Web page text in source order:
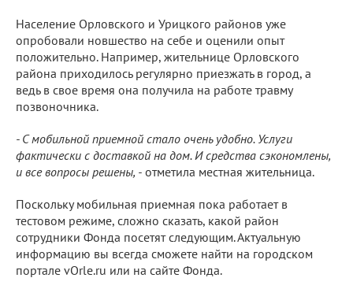
Население Орловского и Урицкого районов уже
опробовали новшество на себе и оценили опыт
положительно. Например, жительнице Орловского
района приходилось регулярно приезжать в город, а
ведь в свое время она получила на работе травму
позвоночника.
- С мобильной приемной стало очень удобно. Услуги
фактически с доставкой на дом. И средства сэкономлены,
и все вопросы решены, - отметила местная жительница.
Поскольку мобильная приемная пока работает в
тестовом режиме, сложно сказать, какой район
сотрудники Фонда посетят следующим. Актуальную
информацию вы всегда сможете найти на городском
портале vOrle.ru или на сайте Фонда.